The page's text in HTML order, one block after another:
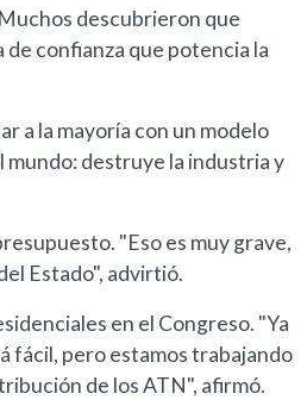
descubrieron que
confianza que potencia la
a la mayoría con un modelo
mundo: destruye la industria y
"Eso es muy grave,
Estado", advirtió.
en el Congreso. "Ya
fácil, pero estamos trabajando
de los ATN", afirmó.